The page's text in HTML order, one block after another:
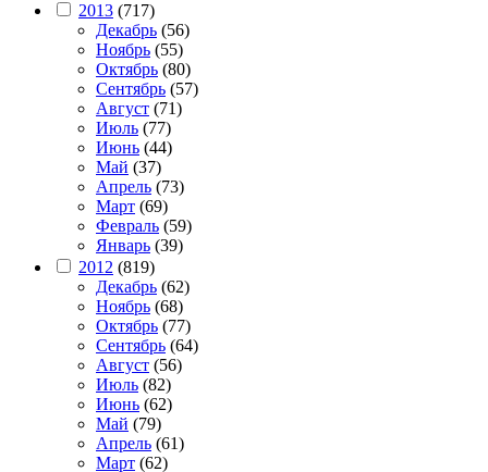
2013 (717)
Декабрь (56)
Ноябрь (55)
Октябрь (80)
Сентябрь (57)
Август (71)
Июль (77)
Июнь (44)
Май (37)
Апрель (73)
Март (69)
Февраль (59)
Январь (39)
2012 (819)
Декабрь (62)
Ноябрь (68)
Октябрь (77)
Сентябрь (64)
Август (56)
Июль (82)
Июнь (62)
Май (79)
Апрель (61)
Март (62)